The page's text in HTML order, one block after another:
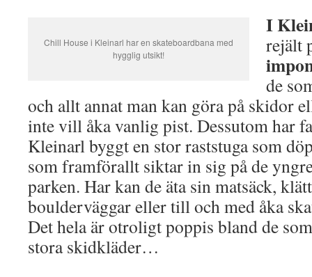
Chill House i Kleinarl har en skateboardbana med
hygglig utsikt!
I
rejält
de
och allt annat man kan göra på skidor
inte vill åka vanlig pist. Dessutom har
Kleinarl byggt en stor raststuga som
som framförallt siktar in sig på de
parken. Har kan de äta sin matsäck,
boulderväggar eller till och med åka
Det hela är otroligt poppis bland de
stora skidkläder…